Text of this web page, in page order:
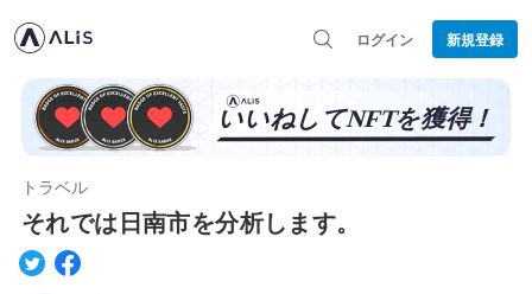
ログイン 新規登録
トラベル
それでは日南市を分析します。